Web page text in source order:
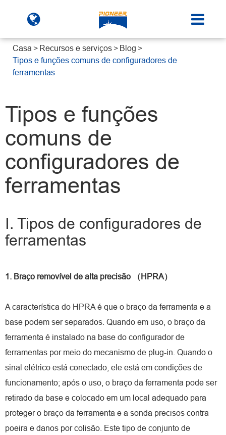
Casa Recursos e serviços
Blog
Tipos e funções comuns de configuradores de
ferramentas
Tipos e funções
comuns de
configuradores de
ferramentas
Ⅰ. Tipos de configuradores de
ferramentas
1. Braço removível de alta precisão （HPRA）
A característica do HPRA é que o braço da ferramenta e a
base podem ser separados. Quando em uso, o braço da
ferramenta é instalado na base do configurador de
ferramentas por meio do mecanismo de plug-in. Quando o
sinal elétrico está conectado, ele está em condições de
funcionamento; após o uso, o braço da ferramenta pode ser
retirado da base e colocado em um local adequado para
proteger o braço da ferramenta e a sonda precisos contra
poeira e danos por colisão. Este tipo de conjunto de